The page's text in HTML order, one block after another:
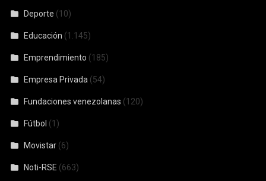
Deporte (10)
Educación (1.145)
Emprendimiento (185)
Empresa Privada (54)
Fundaciones venezolanas (120)
Fútbol (1)
Movistar (6)
Noti-RSE (663)